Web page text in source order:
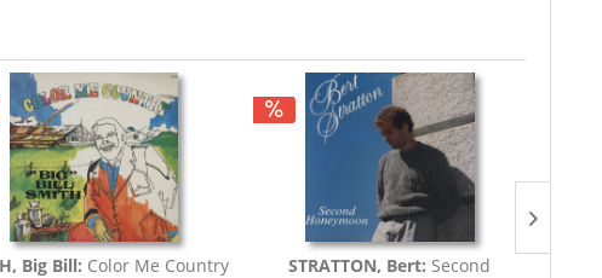
Big Bill: Color Me Country STRATTON, Bert: Second